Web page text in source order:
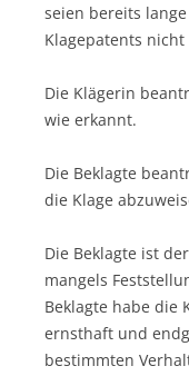
seien bereits
Klagepatents
Die Klägerin
wie erkannt.
Die Beklagte
die Klage
Die Beklagte ist
mangels
Beklagte habe die
ernsthaft und
bestimmten